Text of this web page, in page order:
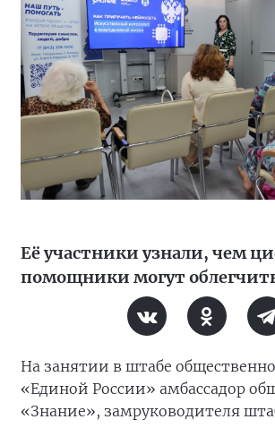
Её участники узнали, чем
помощники могут
На занятии в штабе
«Единой России» амбассадор
«Знание», замруководителя